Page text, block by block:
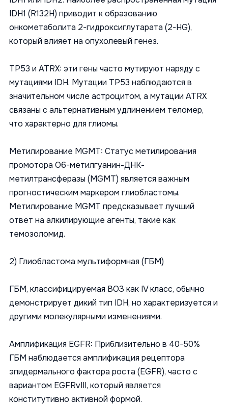
IDH1 (R132H) приводит к образованию
онкометаболита 2-гидроксиглутарата (2-HG),
который влияет на опухолевый генез.
TP53 и ATRX: эти гены часто мутируют наряду с
мутациями IDH. Мутации TP53 наблюдаются в
значительном числе астроцитом, а мутации ATRX
связаны с альтернативным удлинением теломер,
что характерно для глиомы.
Метилирование MGMT: Статус метилирования
промотора O6-метилгуанин-ДНК-
метилтрансферазы (MGMT) является важным
прогностическим маркером глиобластомы.
Метилирование MGMT предсказывает лучший
ответ на алкилирующие агенты, такие как
темозоломид.
2) Глиобластома мультиформная (ГБМ)
ГБМ, классифицируемая ВОЗ как IV класс, обычно
демонстрирует дикий тип IDH, но характеризуется и
другими молекулярными изменениями.
Амплификация EGFR: Приблизительно в 40-50%
ГБМ наблюдается амплификация рецептора
эпидермального фактора роста (EGFR), часто с
вариантом EGFRvIII, который является
конститутивно активной формой.